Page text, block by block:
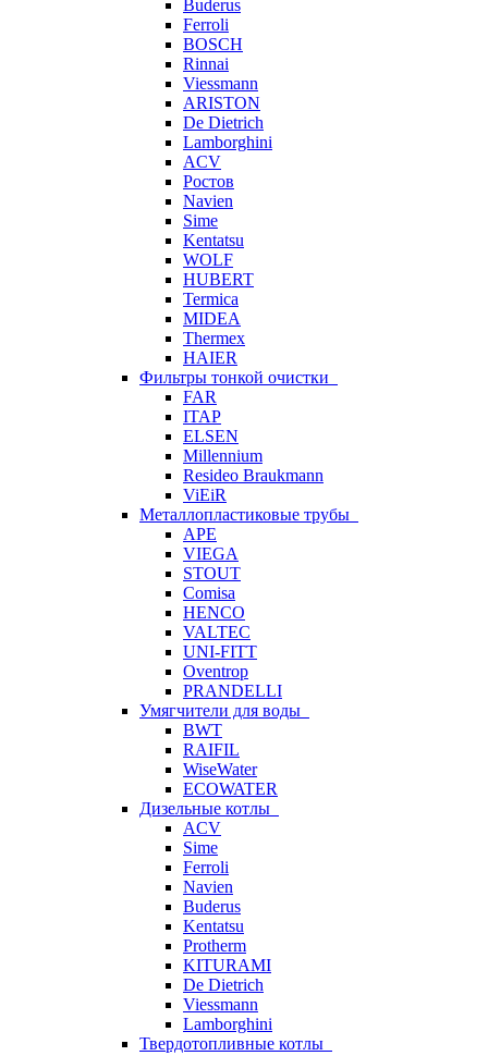
Buderus
Ferroli
BOSCH
Rinnai
Viessmann
ARISTON
De Dietrich
Lamborghini
ACV
Ростов
Navien
Sime
Kentatsu
WOLF
HUBERT
Termica
MIDEA
Thermex
HAIER
Фильтры тонкой очистки
FAR
ITAP
ELSEN
Millennium
Resideo Braukmann
ViEiR
Металлопластиковые трубы
APE
VIEGA
STOUT
Comisa
HENCO
VALTEC
UNI-FITT
Oventrop
PRANDELLI
Умягчители для воды
BWT
RAIFIL
WiseWater
ECOWATER
Дизельные котлы
ACV
Sime
Ferroli
Navien
Buderus
Kentatsu
Protherm
KITURAMI
De Dietrich
Viessmann
Lamborghini
Твердотопливные котлы